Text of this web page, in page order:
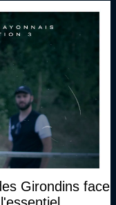
Girondins face